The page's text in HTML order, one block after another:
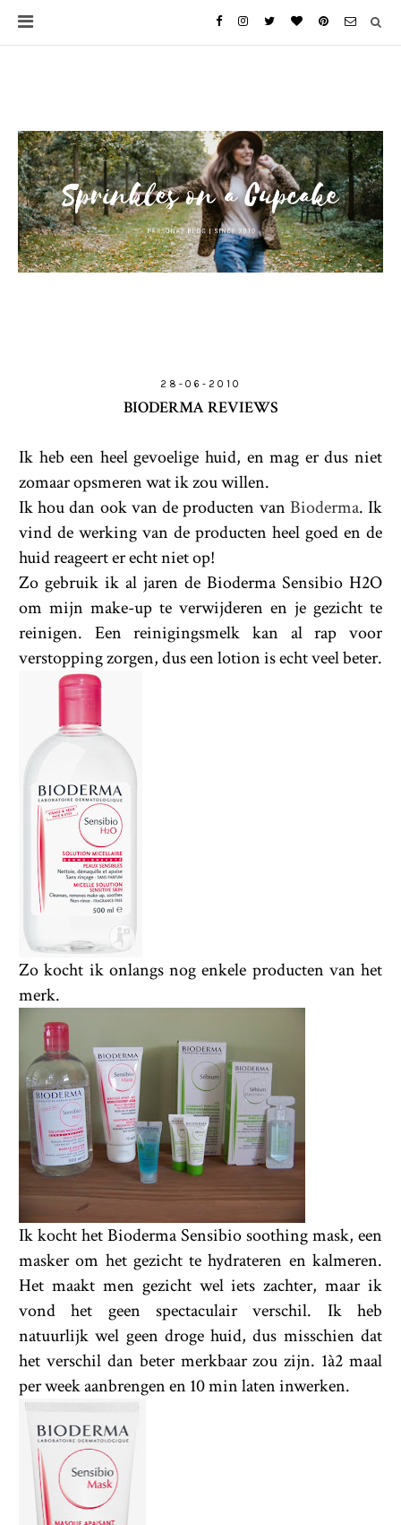
28-06-2010
BIODERMA REVIEWS
Ik heb een heel gevoelige huid, en mag er dus niet
zomaar opsmeren wat ik zou willen.
Ik hou dan ook van de producten van Bioderma. Ik
vind de werking van de producten heel goed en de
huid reageert er echt niet op!
Zo gebruik ik al jaren de Bioderma Sensibio H2O
om mijn make-up te verwijderen en je gezicht te
reinigen. Een reinigingsmelk kan al rap voor
verstopping zorgen, dus een lotion is echt veel beter.
Zo kocht ik onlangs nog enkele producten van het
merk.
Ik kocht het Bioderma Sensibio soothing mask, een
masker om het gezicht te hydrateren en kalmeren.
Het maakt men gezicht wel iets zachter, maar ik
vond het geen spectaculair verschil. Ik heb
natuurlijk wel geen droge huid, dus misschien dat
het verschil dan beter merkbaar zou zijn. 1à2 maal
per week aanbrengen en 10 min laten inwerken.